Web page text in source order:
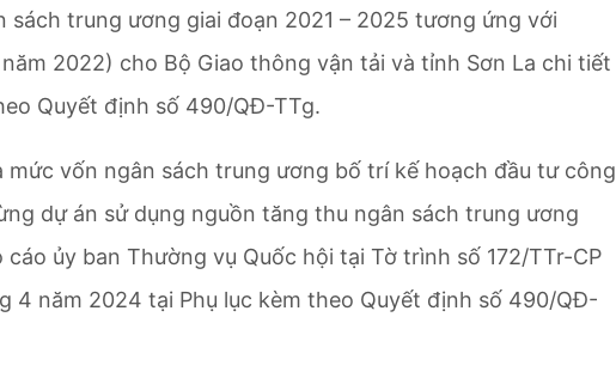
trung ương giai đoạn 2021 – 2025 tương ứng với
2022) cho Bộ Giao thông vận tải và tỉnh Sơn La chi tiết
Quyết định số 490/QĐ-TTg.
vốn ngân sách trung ương bố trí kế hoạch đầu tư công
dự án sử dụng nguồn tăng thu ngân sách trung ương
ủy ban Thường vụ Quốc hội tại Tờ trình số 172/TTr-CP
4 năm 2024 tại Phụ lục kèm theo Quyết định số 490/QĐ-